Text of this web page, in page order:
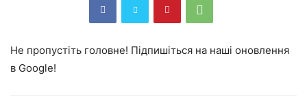
Не пропустіть головне! Підпишіться на наші оновлення
в Google!